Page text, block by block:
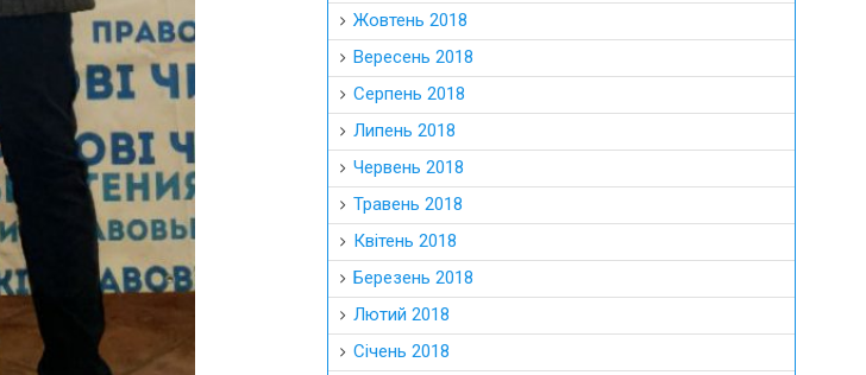
Жовтень 2018
Вересень 2018
Серпень 2018
Липень 2018
Червень 2018
Травень 2018
Квітень 2018
Березень 2018
Лютий 2018
Січень 2018